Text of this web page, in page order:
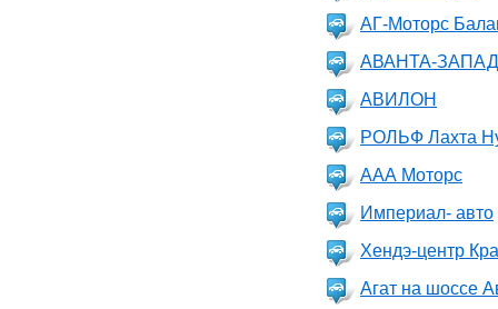
АГ-Моторс
АВАНТА-ЗАПАД
АВИЛОН
РОЛЬФ Лахта
ААА Моторс
Империал- авто
Хендэ-центр
Агат на шоссе